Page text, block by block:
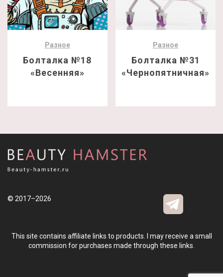
Разное
Болталка №18
«Весенняя»
Разное
Болталка №31
«Чернопятничная»
© 2017–2026
This site contains affiliate links to products. I may receive a small
commission for purchases made through these links.